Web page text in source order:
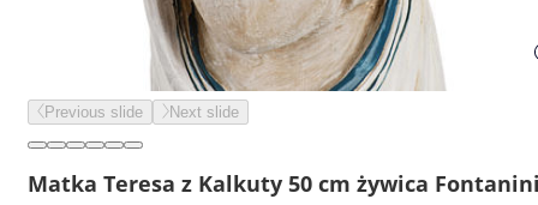
Previous slide Next slide
Matka Teresa z Kalkuty 50 cm żywica